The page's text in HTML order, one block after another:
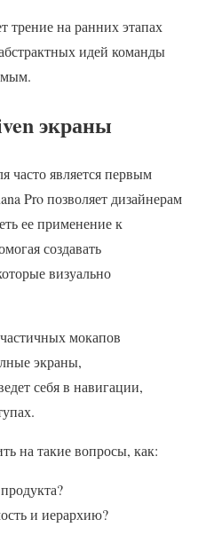
трение на ранних этапах
идей команды
экраны
часто является первым
Pro позволяет дизайнерам
ее применение к
создавать
визуально
мокапов
экраны,
себя в навигации,
на такие вопросы, как:
и иерархию?